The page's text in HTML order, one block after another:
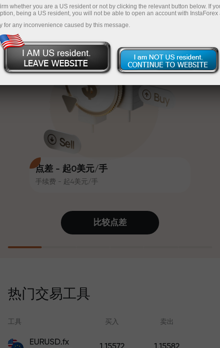
InstaForex
点差 - 起0美元/手
手续费 - 起4美元/手
时可获得高达30%的奖金，并享受
其他促销活动和优惠
赛道速度与交易速度共享相同价值
观。Ales Loprais将刺激与纪律元素
带入交易世界，作为InstaForex合作
伙伴，激励客户实现雄心勃勃的目
值账户即可获得iPhone、MacBook
或梦想旅行
证6个月内利润增长3倍。放心交易—
您的资金受到保护！
您的专属礼物大奖
充值$333—选择价值高达$1,500的礼物
无风险交易—
我们保证您的利润
最高X1000奖金—市场上最大倍数
比较点差
热门交易工具
工具 买入 卖出
EURUSD.fx
1.15572 1.15582
whether you are a US resident or not by clicking the relevant button below. If
being a US resident, you will not be able to open an account with InstaForex
for any inconvenience caused by this message.